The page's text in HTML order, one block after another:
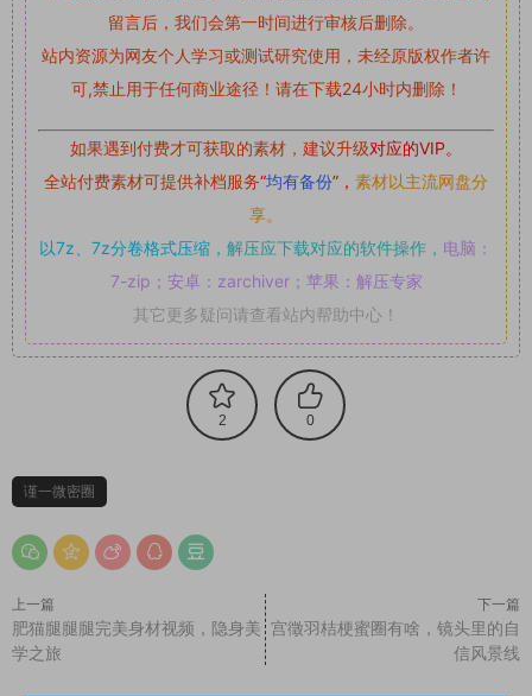
留言后，我们会第一时间进行审核后删除。
站内资源为网友个人学习或测试研究使用，未经原版权作者许
可,禁止用于任何商业途径！请在下载24小时内删除！
如果遇到付费才可获取的素材，建议升级对应的VIP。
全站付费素材可提供补档服务“均有备份”， 素材以主流网盘分
享。
以7z、7z分卷格式压缩， 解压应下载对应的软件操作， 电脑：
7-zip；安卓：zarchiver；苹果：解压专家
其它更多疑问请查看站内帮助中心！
2 0
谨一微密圈
上一篇
肥猫腿腿腿完美身材视频，隐身美
学之旅
下一篇
宫徵羽桔梗蜜圈有啥，镜头里的自
信风景线